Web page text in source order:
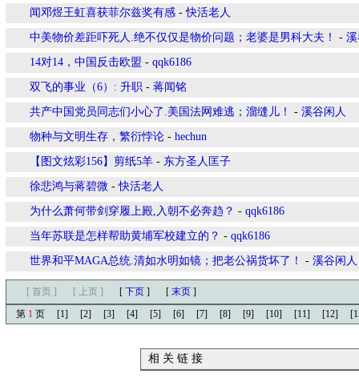
闻邓煜王虹喜获菲尔兹奖有感 -快活老人
中美物价差距吓死人.绝不仅仅是物价问题；老婆是男科大夫！ -
14对14，中国反击欧盟 - qqk6186
双飞的事业（6）: 升职 - 蒋闻铭
共产中国党员同志们小心了.美国法网难逃；溜缝儿！ - 溪谷闲人
物种与文明生存，繁衍悖论 - hechun
【图文炫彩156】剪纸5羊 - 东方圣人匡子
徐悲鸿与蒋碧微 -快活老人
为什么萧何带剑穿履上殿,入朝不必奔趋？ - qqk6186
当年苏联是怎样帮助黄埔军校建立的？ - qqk6186
世界和平MAGA总统.清如水明如镜；把老公祸货坏了！ - 溪谷闲人
[ 首页 ] [ 上页 ] [ 下页 ] [ 末页 ]
第 1 页 [1] [2] [3] [4] [5] [6] [7] [8] [9] [10] [11] [12]
相 关 链 接